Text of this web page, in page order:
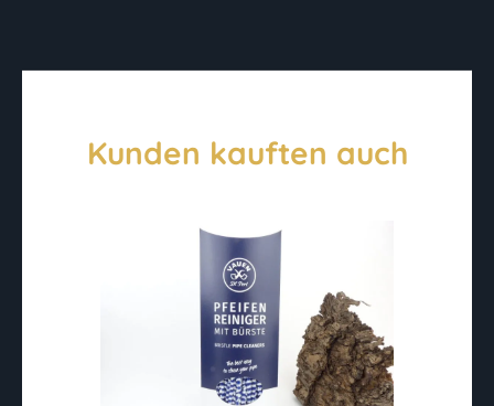
Kunden kauften auch